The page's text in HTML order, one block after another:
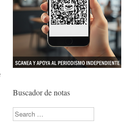
Buscador de notas
Search